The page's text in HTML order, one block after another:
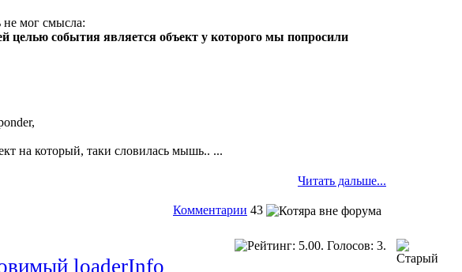
не мог смысла:
целью события является объект у которого мы попросили
на который, таки словилась мышь.. ...
Читать дальше...
Комментарии 43
loaderInfo